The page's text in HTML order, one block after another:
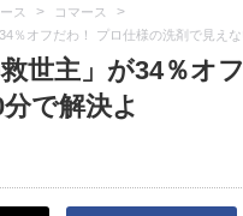
ス > コマース >
％オフだわ！ プロ仕様の洗剤で見え
救世主」が34％オ
で解決よ